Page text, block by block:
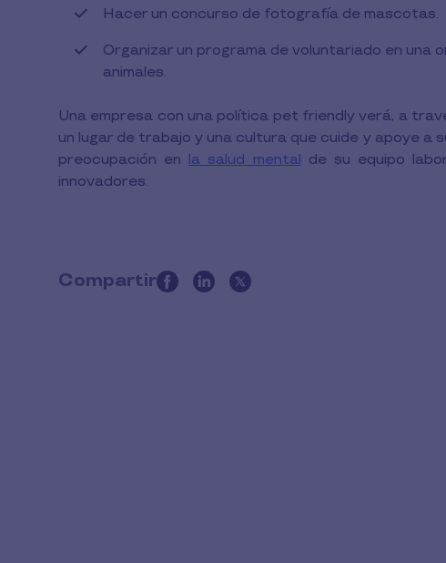
Hacer un concurso de fotografía de mascotas.
Organizar un programa de voluntariado en una
animales.
Una empresa con una política pet friendly verá, a
un lugar de trabajo y una cultura que cuide y apoye
preocupación en la salud mental de su equipo
innovadores.
Compartir
this